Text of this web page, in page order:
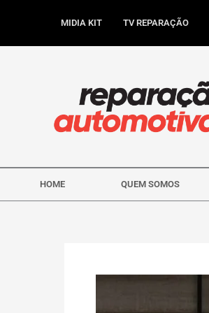
MIDIA KIT TV REPARAÇÃO
HOME QUEM SOMOS